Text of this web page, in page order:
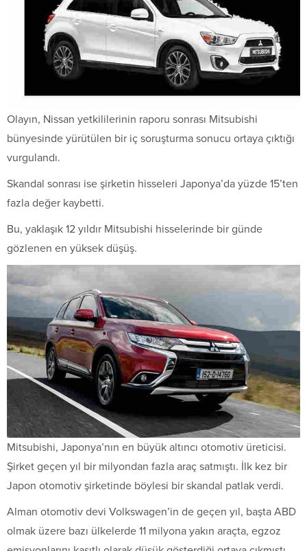
Olayın, Nissan yetkililerinin raporu sonrası Mitsubishi
bünyesinde yürütülen bir iç soruşturma sonucu ortaya çıktığı
vurgulandı.
Skandal sonrası ise şirketin hisseleri Japonya’da yüzde 15’ten
fazla değer kaybetti.
Bu, yaklaşık 12 yıldır Mitsubishi hisselerinde bir günde
gözlenen en yüksek düşüş.
Mitsubishi, Japonya’nın en büyük altıncı otomotiv üreticisi.
Şirket geçen yıl bir milyondan fazla araç satmıştı. İlk kez bir
Japon otomotiv şirketinde böylesi bir skandal patlak verdi.
Alman otomotiv devi Volkswagen’in de geçen yıl, başta ABD
olmak üzere bazı ülkelerde 11 milyona yakın araçta, egzoz